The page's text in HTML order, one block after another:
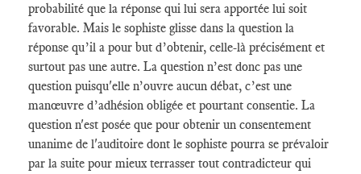
probabilité que la réponse qui lui sera apportée lui soit
favorable. Mais le sophiste glisse dans la question la
réponse qu’il a pour but d’obtenir, celle-là précisément et
surtout pas une autre. La question n’est donc pas une
question puisqu'elle n’ouvre aucun débat, c’est une
manœuvre d’adhésion obligée et pourtant consentie. La
question n'est posée que pour obtenir un consentement
unanime de l'auditoire dont le sophiste pourra se prévaloir
par la suite pour mieux terrasser tout contradicteur qui